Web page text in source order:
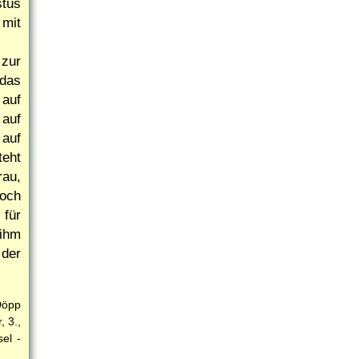
für
-